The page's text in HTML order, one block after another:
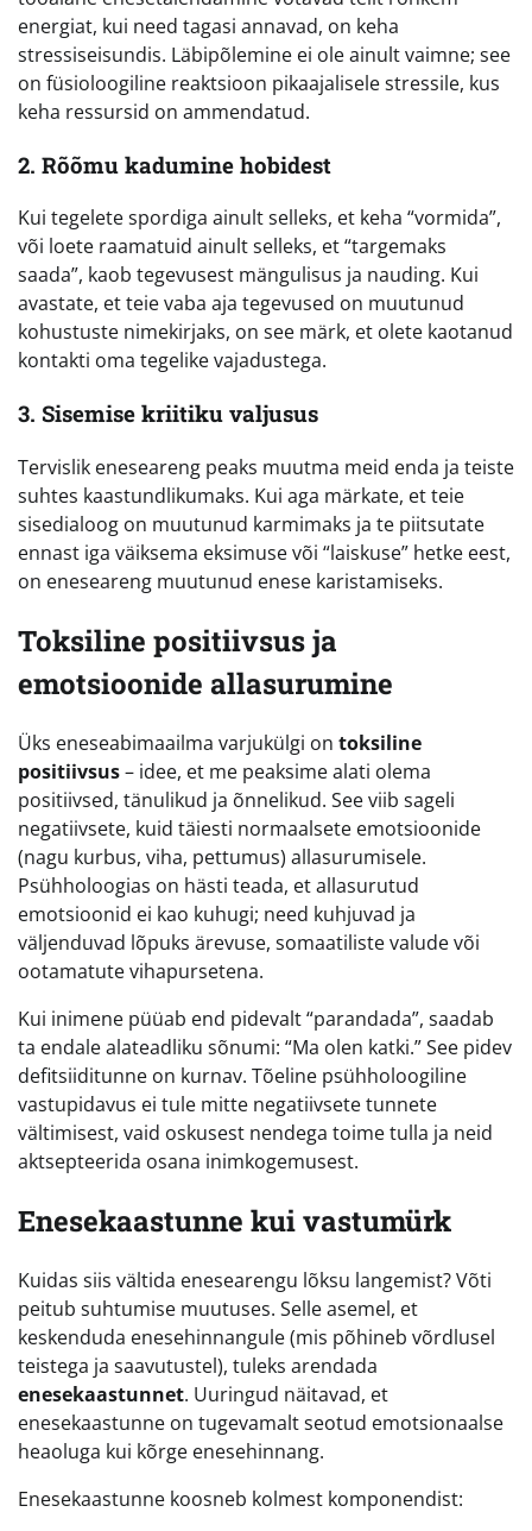
energiat, kui need tagasi annavad, on keha
stressiseisundis. Läbipõlemine ei ole ainult vaimne; see
on füsioloogiline reaktsioon pikaajalisele stressile, kus
keha ressursid on ammendatud.
2. Rõõmu kadumine hobidest
Kui tegelete spordiga ainult selleks, et keha “vormida”,
või loete raamatuid ainult selleks, et “targemaks
saada”, kaob tegevusest mängulisus ja nauding. Kui
avastate, et teie vaba aja tegevused on muutunud
kohustuste nimekirjaks, on see märk, et olete kaotanud
kontakti oma tegelike vajadustega.
3. Sisemise kriitiku valjusus
Tervislik eneseareng peaks muutma meid enda ja teiste
suhtes kaastundlikumaks. Kui aga märkate, et teie
sisedialoog on muutunud karmimaks ja te piitsutate
ennast iga väiksema eksimuse või “laiskuse” hetke eest,
on eneseareng muutunud enese karistamiseks.
Toksiline positiivsus ja
emotsioonide allasurumine
Üks eneseabimaailma varjukülgi on toksiline
positiivsus– idee, et me peaksime alati olema
positiivsed, tänulikud ja õnnelikud. See viib sageli
negatiivsete, kuid täiesti normaalsete emotsioonide
(nagu kurbus, viha, pettumus) allasurumisele.
Psühholoogias on hästi teada, et allasurutud
emotsioonid ei kao kuhugi; need kuhjuvad ja
väljenduvad lõpuks ärevuse, somaatiliste valude või
ootamatute vihapursetena.
Kui inimene püüab end pidevalt “parandada”, saadab
ta endale alateadliku sõnumi: “Ma olen katki.” See pidev
defitsiiditunne on kurnav. Tõeline psühholoogiline
vastupidavus ei tule mitte negatiivsete tunnete
vältimisest, vaid oskusest nendega toime tulla ja neid
aktsepteerida osana inimkogemusest.
Enesekaastunne kui vastumürk
Kuidas siis vältida enesearengu lõksu langemist? Võti
peitub suhtumise muutuses. Selle asemel, et
keskenduda enesehinnangule (mis põhineb võrdlusel
teistega ja saavutustel), tuleks arendada
enesekaastunnet. Uuringud näitavad, et
enesekaastunne on tugevamalt seotud emotsionaalse
heaoluga kui kõrge enesehinnang.
Enesekaastunne koosneb kolmest komponendist: